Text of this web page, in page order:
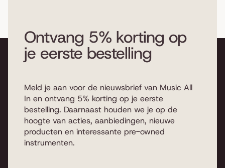
Ontvang 5% korting op
je eerste bestelling
Meld je aan voor de nieuwsbrief van Music All
In en ontvang 5% korting op je eerste
bestelling. Daarnaast houden we je op de
hoogte van acties, aanbiedingen, nieuwe
producten en interessante pre-owned
instrumenten.